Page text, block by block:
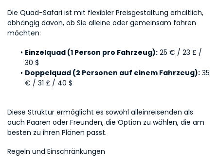
Die Quad-Safari ist mit flexibler Preisgestaltung erhältlich,
abhängig davon, ob Sie alleine oder gemeinsam fahren
möchten:
Einzelquad (1 Person pro Fahrzeug): 25 € / 23 £ /
30 $
Doppelquad (2 Personen auf einem Fahrzeug): 35
€ / 31 £ / 40 $
Diese Struktur ermöglicht es sowohl alleinreisenden als
auch Paaren oder Freunden, die Option zu wählen, die am
besten zu ihren Plänen passt.
Regeln und Einschränkungen